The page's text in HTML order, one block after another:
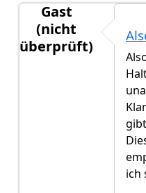
Gast
(nicht
überprüft)
Eine der
ich